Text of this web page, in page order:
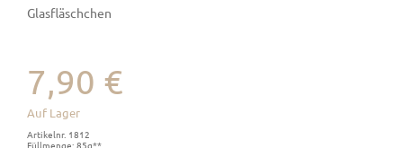
Glasfläschchen
7,90 €
Auf Lager
Artikelnr. 1812
Füllmenge: 85g**